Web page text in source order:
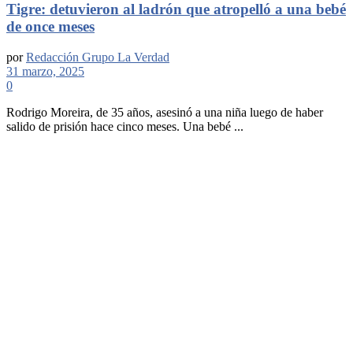
Tigre: detuvieron al ladrón que atropelló a una bebé
de once meses
por Redacción Grupo La Verdad
31 marzo, 2025
0
Rodrigo Moreira, de 35 años, asesinó a una niña luego de haber
salido de prisión hace cinco meses. Una bebé ...